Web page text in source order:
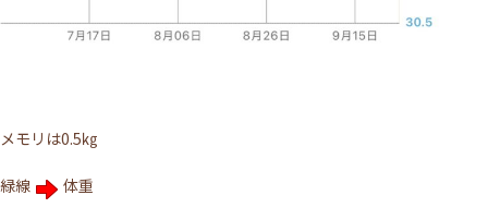
メモリは0.5㎏
緑線 体重